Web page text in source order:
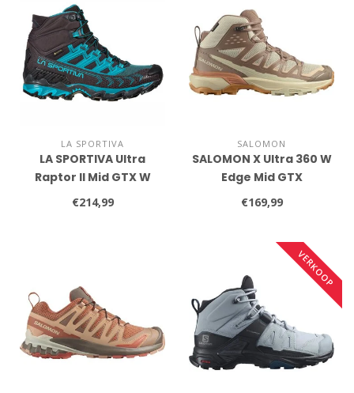
LA SPORTIVA
LA SPORTIVA Ultra
Raptor II Mid GTX W
€214,99
SALOMON
SALOMON X Ultra 360 W
Edge Mid GTX
€169,99
VERKOOP